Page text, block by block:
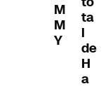
M
M
Y
ta
l
de
H
a